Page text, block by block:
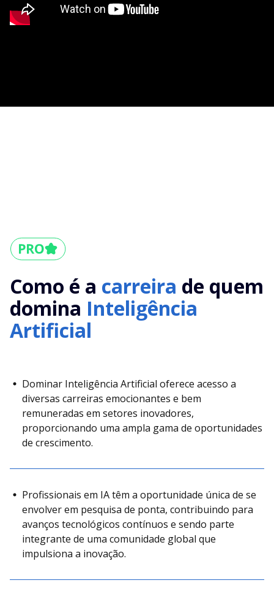
Como é a carreira de quem
domina Inteligência
Artificial
Dominar Inteligência Artificial oferece acesso a
diversas carreiras emocionantes e bem
remuneradas em setores inovadores,
proporcionando uma ampla gama de oportunidades
de crescimento.
Profissionais em IA têm a oportunidade única de se
envolver em pesquisa de ponta, contribuindo para
avanços tecnológicos contínuos e sendo parte
integrante de uma comunidade global que
impulsiona a inovação.